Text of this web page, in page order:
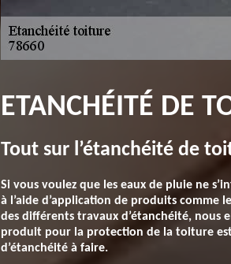
ETANCHÉITÉ DE
Tout sur l’étanchéité de
Si vous voulez que les eaux de pluie ne
à l’aide d’application de produits
des différents travaux d’étanchéité, nous
produit pour la protection de la toiture
d’étanchéité à faire.